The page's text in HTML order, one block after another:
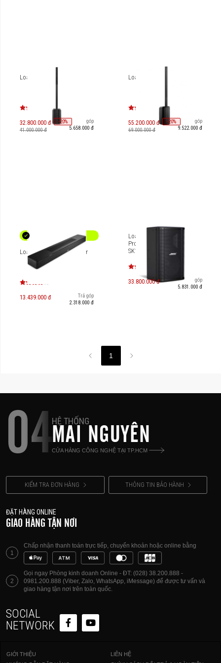
Loa Bose L1 Pro8
32.800.000 đ -20%
41.000.000 đ
Trả góp
5.658.000 đ
Loa Bose L1 Pro16
55.200.000 đ -20%
69.000.000 đ
Trả góp
9.522.000 đ
Loa Bose Smart Soundbar
13.439.000 đ
Trả góp
2.318.000 đ
Loa Karaoke Bose
Professional ShowTime
SK12
33.800.000 đ
Trả góp
5.831.000 đ
1
04HỆ THỐNG
MAI NGUYÊN
CỬA HÀNG CÔNG NGHỆ TẠI TP.HCM
KIỂM TRA ĐƠN HÀNG THÔNG TIN BẢO HÀNH
ĐẶT HÀNG ONLINE
GIAO HÀNG TẬN NƠI
1
Chấp nhận thanh toán trực tiếp, chuyển khoản hoặc online bằng
2
Gọi ngay Phòng kinh doanh Online - ĐT: (028) 38.200.888 -
0981.200.888 (Viber, Zalo, WhatsApp, iMessage) để được tư vấn và
giao hàng tận nơi trên toàn quốc.
SOCIAL
NETWORK
GIỚI THIỆU
LIÊN HỆ